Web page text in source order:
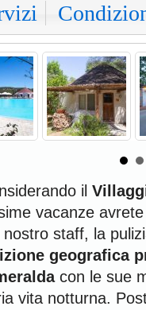
il
vacanze
staff, la
geografica
con le sue
vita notturna.